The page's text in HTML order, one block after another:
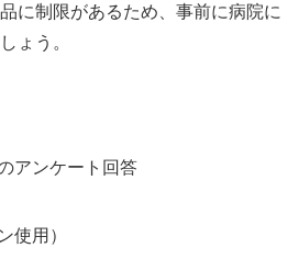
に制限があるため、事前に病院に
ょう。
アンケート回答
使用）